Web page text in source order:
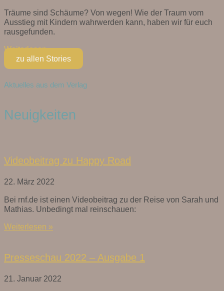
Träume sind Schäume? Von wegen! Wie der Traum vom
Ausstieg mit Kindern wahrwerden kann, haben wir für euch
rausgefunden.
Weiterlesen »
zu allen Stories
Aktuelles aus dem Verlag
Neuigkeiten
Videobeitrag zu Happy Road
22. März 2022
Bei rnf.de ist einen Videobeitrag zu der Reise von Sarah und
Mathias. Unbedingt mal reinschauen:
Weiterlesen »
Presseschau 2022 – Ausgabe 1
21. Januar 2022